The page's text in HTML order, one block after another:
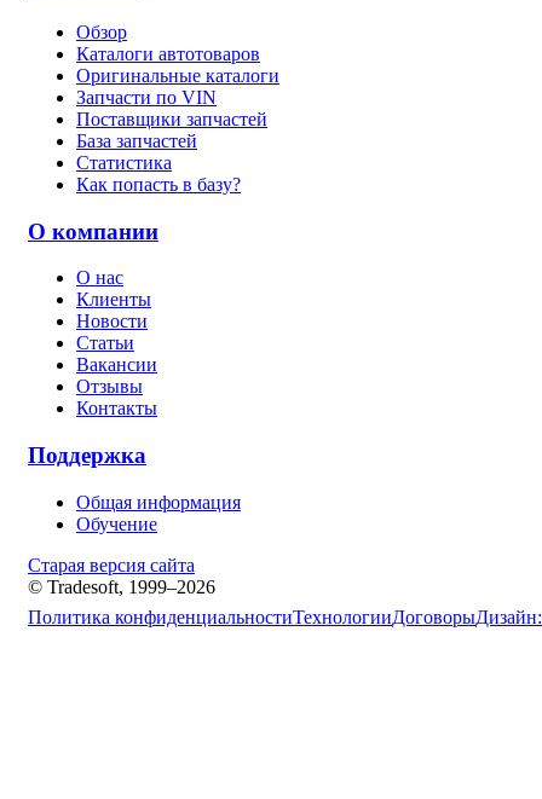
Обзор
Каталоги автотоваров
Оригинальные каталоги
Запчасти по VIN
Поставщики запчастей
База запчастей
Статистика
Как попасть в базу?
О компании
О нас
Клиенты
Новости
Статьи
Вакансии
Отзывы
Контакты
Поддержка
Общая информация
Обучение
Старая версия сайта
© Tradesoft, 1999–2026
Политика конфиденциальностиТехнологииДоговорыДизайн: